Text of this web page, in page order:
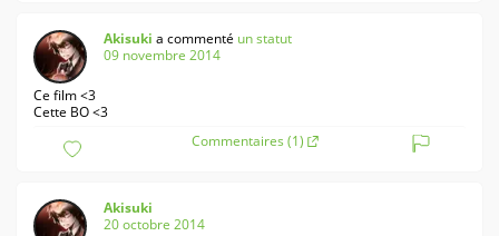
Akisuki a commenté un statut
09 novembre 2014
Ce film <3
Cette BO <3
Commentaires (1)
Akisuki
20 octobre 2014